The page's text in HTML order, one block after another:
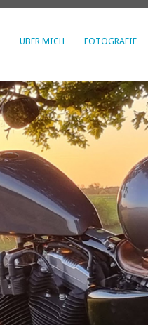
ÜBER MICH FOTOGRAFIE